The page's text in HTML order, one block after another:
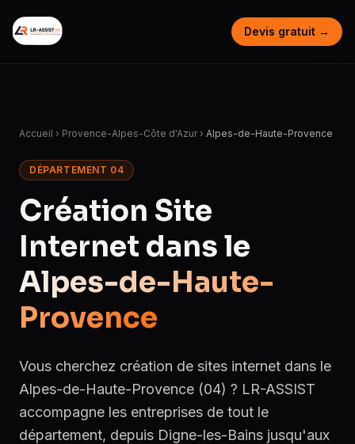
Devis gratuit →
Accueil › Provence-Alpes-Côte d'Azur› Alpes-de-Haute-Provence
DÉPARTEMENT 04
Création Site
Internet dans le
Alpes-de-Haute-
Provence
Vous cherchez création de sites internet dans le
Alpes-de-Haute-Provence (04) ? LR-ASSIST
accompagne les entreprises de tout le
département, depuis Digne-les-Bains jusqu'aux